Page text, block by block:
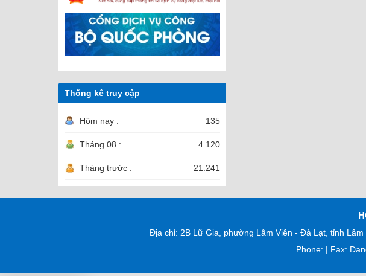
Thống kê truy cập
Hôm nay : 135
Tháng 08 : 4.120
Tháng trước : 21.241
Địa chỉ: 2B Lữ Gia, phường Lâm Viên - Đà Lạt, tỉnh
Phone: | Fax: